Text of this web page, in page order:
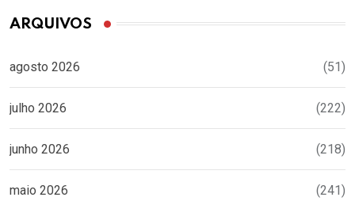
ARQUIVOS
agosto 2026 (51)
julho 2026 (222)
junho 2026 (218)
maio 2026 (241)